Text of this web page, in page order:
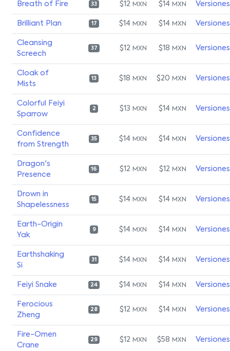
Breath of Fire 33 $12 MXN $14 MXN Versiones
Brilliant Plan 17 $14 MXN $14 MXN Versiones
Cleansing
Screech
37 $12 MXN $18 MXN Versiones
Cloak of
Mists
13 $18 MXN $20 MXN Versiones
Colorful Feiyi
Sparrow
2 $13 MXN $14 MXN Versiones
Confidence
from Strength
35 $14 MXN $14 MXN Versiones
Dragon's
Presence
16 $12 MXN $12 MXN Versiones
Drown in
Shapelessness
15 $14 MXN $14 MXN Versiones
Earth-Origin
Yak
9 $14 MXN $14 MXN Versiones
Earthshaking
Si
31 $14 MXN $14 MXN Versiones
Feiyi Snake 24 $14 MXN $14 MXN Versiones
Ferocious
Zheng
28 $12 MXN $14 MXN Versiones
Fire-Omen
Crane
29 $12 MXN $58 MXN Versiones